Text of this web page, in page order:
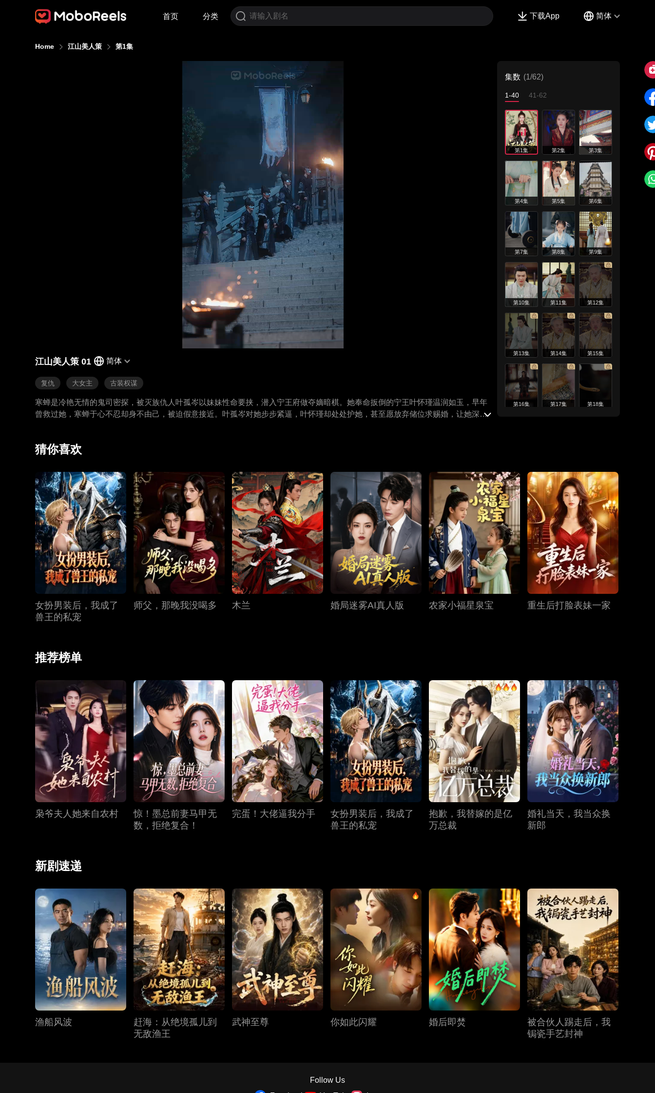
首页 分类 下载App 简体
Home 江山美人策 第1集
江山美人策 01 简体
复仇 大女主 古装权谋
寒蝉是冷艳无情的鬼司密探，被灭族仇人叶孤岑以妹妹性命要挟，潜入宁王府做夺嫡暗棋。她奉命扳倒的宁王叶怀瑾温润如玉，早年
曾救过她，寒蝉于心不忍却身不由己，被迫假意接近。叶孤岑对她步步紧逼，叶怀瑾却处处护她，甚至愿放弃储位求赐婚，让她深陷
集数 (1/62)
1-40 41-62
第1集 第2集 第3集
第4集 第5集 第6集
第7集 第8集 第9集
第10集 第11集 第12集
第13集 第14集 第15集
第16集 第17集 第18集
第22集 第23集 第24集
第25集 第26集 第27集
第28集 第29集 第30集
第34集 第35集 第36集
第37集 第38集 第39集
第40集
猜你喜欢
女扮男装后，我成了
兽王的私宠
师父，那晚我没喝多 木兰 婚局迷雾AI真人版 农家小福星泉宝 重生后打脸表妹一家
推荐榜单
枭爷夫人她来自农村
惊！墨总前妻马甲无
数，拒绝复合！
完蛋！大佬逼我分手
女扮男装后，我成了
兽王的私宠
抱歉，我替嫁的是亿
万总裁
婚礼当天，我当众换
新郎
新剧速递
渔船风波
赶海：从绝境孤儿到
无敌渔王
武神至尊 你如此闪耀 婚后即焚
被合伙人踢走后，我
锔瓷手艺封神
Follow Us